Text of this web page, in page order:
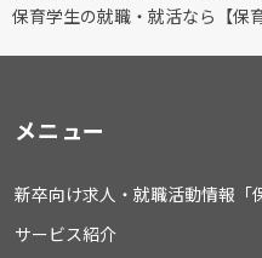
保育学生の就職・就活なら【保
メニュー
新卒向け求人・就職活動情報「
サービス紹介